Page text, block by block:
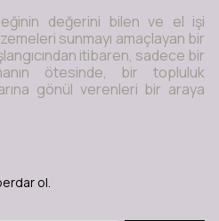
değerini bilen ve el işi
sunmayı amaçlayan bir
itibaren, sadece bir
ötesinde, bir topluluk
gönül verenleri bir araya
ol.